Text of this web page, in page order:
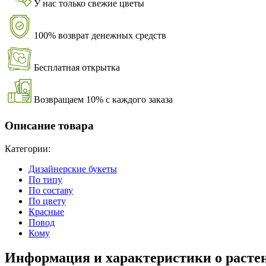
У нас только свежие цветы
100% возврат денежных средств
Бесплатная открытка
Возвращаем 10% с каждого заказа
Описание товара
Категории:
Дизайнерские букеты
По типу
По составу
По цвету
Красные
Повод
Кому
Информация и характеристики о